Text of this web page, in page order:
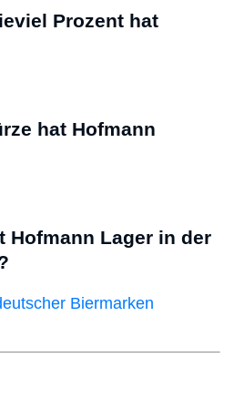
Prozent hat
hat Hofmann
Hofmann Lager in der
Biermarken